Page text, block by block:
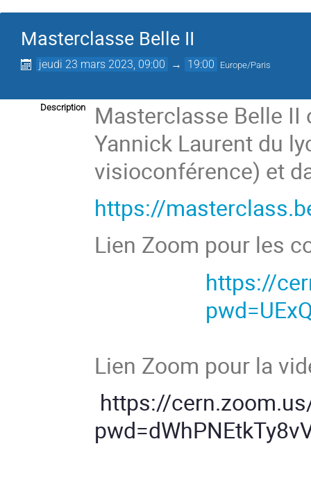
Masterclasse Belle II
jeudi 23 mars 2023, 09:00 → 19:00 Europe/Paris
Description
Masterclasse Belle II
Yannick Laurent du
visioconférence) et
https://
Lien Zoom pour les
https://
Lien Zoom pour la
https://